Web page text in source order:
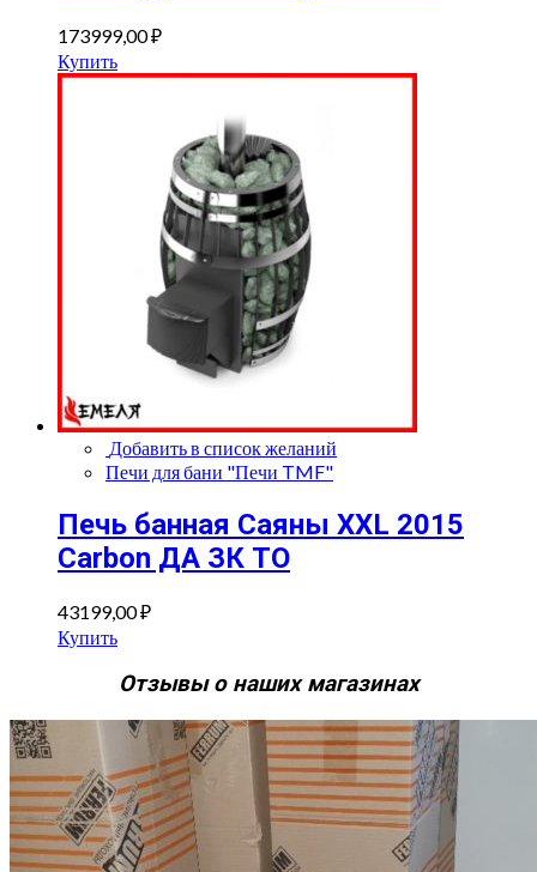
173999,00₽
Купить
Добавить в список желаний
Печи для бани "Печи TMF"
Печь банная Саяны XXL 2015
Сarbon ДА ЗК ТО
43199,00₽
Купить
Отзывы о наших магазинах